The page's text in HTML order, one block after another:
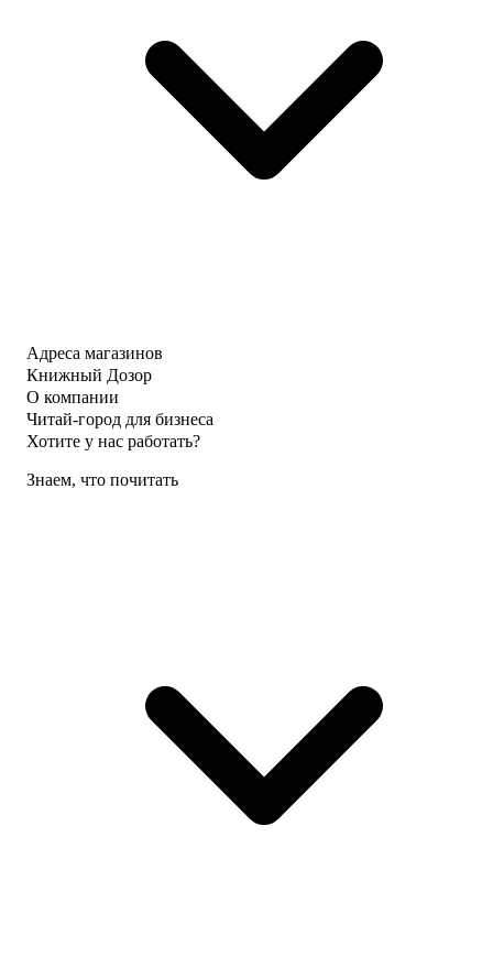
Адреса магазинов
Книжный Дозор
О компании
Читай-город для бизнеса
Хотите у нас работать?
Знаем, что почитать